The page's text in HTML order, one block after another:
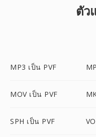
ตัว
MP3 เป็น PVF
MOV เป็น PVF
SPH เป็น PVF